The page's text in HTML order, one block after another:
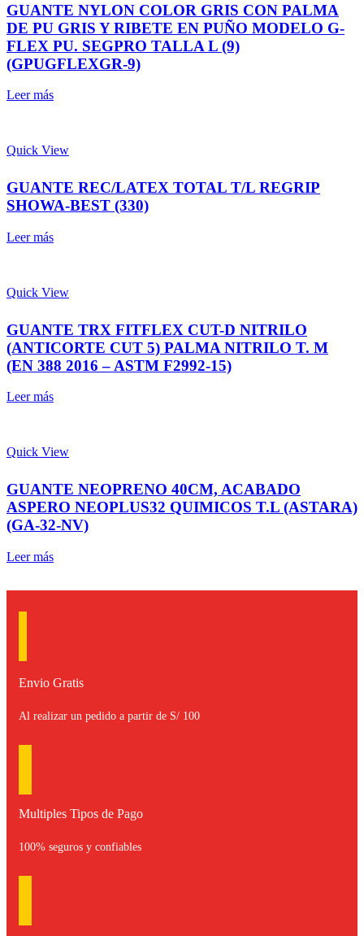
GUANTE NYLON COLOR GRIS CON PALMA
DE PU GRIS Y RIBETE EN PUÑO MODELO G-
FLEX PU. SEGPRO TALLA L (9)
(GPUGFLEXGR-9)
Leer más
Quick View
GUANTE REC/LATEX TOTAL T/L REGRIP
SHOWA-BEST (330)
Leer más
Quick View
GUANTE TRX FITFLEX CUT-D NITRILO
(ANTICORTE CUT 5) PALMA NITRILO T. M
(EN 388 2016 – ASTM F2992-15)
Leer más
Quick View
GUANTE NEOPRENO 40CM, ACABADO
ASPERO NEOPLUS32 QUIMICOS T.L (ASTARA)
(GA-32-NV)
Leer más
Envio Gratis
Al realizar un pedido a partir de S/ 100
Multiples Tipos de Pago
100% seguros y confiables